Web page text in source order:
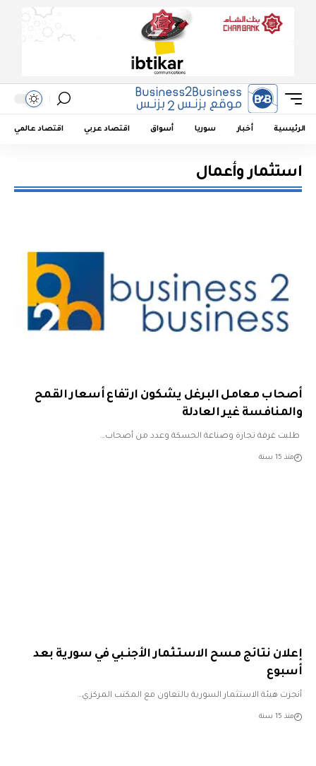
الرئيسية أخبار سوريا أسواق اقتصاد عربي اقتصاد عالمي
استثمار وأعمال
أصحاب معامل البرغل يشكون ارتفاع أسعار القمح
والمنافسة غير العادلة
طلبت غرفة تجارة وصناعة الحسكة وعدد من أصحاب…
منذ 15 سنة
إعلان نتائج مسح الاستـثمار الأجنـبي في سورية بعد
أسبوع
أنجزت هيئة الاستثمار السورية بالتعاون مع المكتب المركزي…
منذ 15 سنة